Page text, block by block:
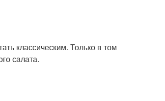
классическим. Только в том
салата.